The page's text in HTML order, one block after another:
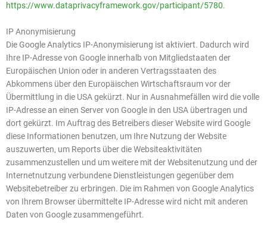
https://www.dataprivacyframework.gov/participant/5780.
IP Anonymisierung
Die Google Analytics IP-Anonymisierung ist aktiviert. Dadurch wird
Ihre IP-Adresse von Google innerhalb von Mitgliedstaaten der
Europäischen Union oder in anderen Vertragsstaaten des
Abkommens über den Europäischen Wirtschaftsraum vor der
Übermittlung in die USA gekürzt. Nur in Ausnahmefällen wird die volle
IP-Adresse an einen Server von Google in den USA übertragen und
dort gekürzt. Im Auftrag des Betreibers dieser Website wird Google
diese Informationen benutzen, um Ihre Nutzung der Website
auszuwerten, um Reports über die Websiteaktivitäten
zusammenzustellen und um weitere mit der Websitenutzung und der
Internetnutzung verbundene Dienstleistungen gegenüber dem
Websitebetreiber zu erbringen. Die im Rahmen von Google Analytics
von Ihrem Browser übermittelte IP-Adresse wird nicht mit anderen
Daten von Google zusammengeführt.